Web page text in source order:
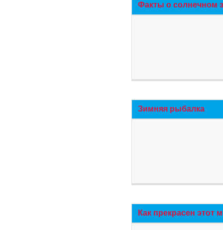
Факты о солнечном
Зимняя рыбалка
Как прекрасен этот